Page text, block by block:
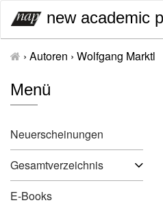
i
new academic
› Autoren › Wolfgang Marktl
Menü
Neuerscheinungen
Gesamtverzeichnis
E-Books